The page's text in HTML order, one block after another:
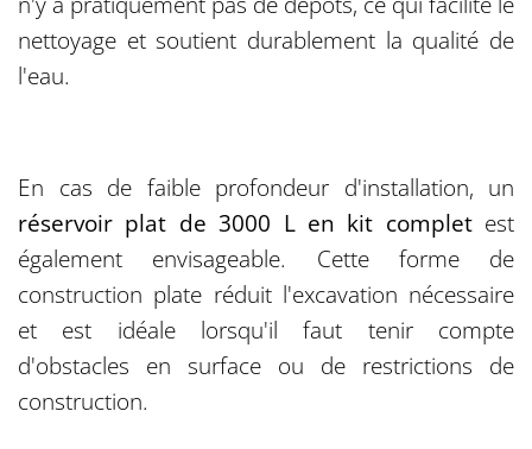
nettoyage et soutient durablement la qualité de
l'eau.
En cas de faible profondeur d'installation, un
réservoir plat de 3000 L en kit completest
également envisageable. Cette forme de
construction plate réduit l'excavation nécessaire
et est idéale lorsqu'il faut tenir compte
d'obstacles en surface ou de restrictions de
construction.